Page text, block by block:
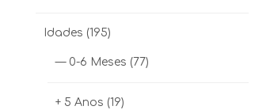
Idades (195)
— 0-6 Meses (77)
+ 5 Anos (19)